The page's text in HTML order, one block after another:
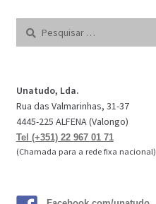
Pesquisar
Unatudo, Lda.
Rua das Valmarinhas, 31-37
4445-225 ALFENA (Valongo)
Tel (+351) 22 967 01 71
(Chamada para a rede fixa nacional)